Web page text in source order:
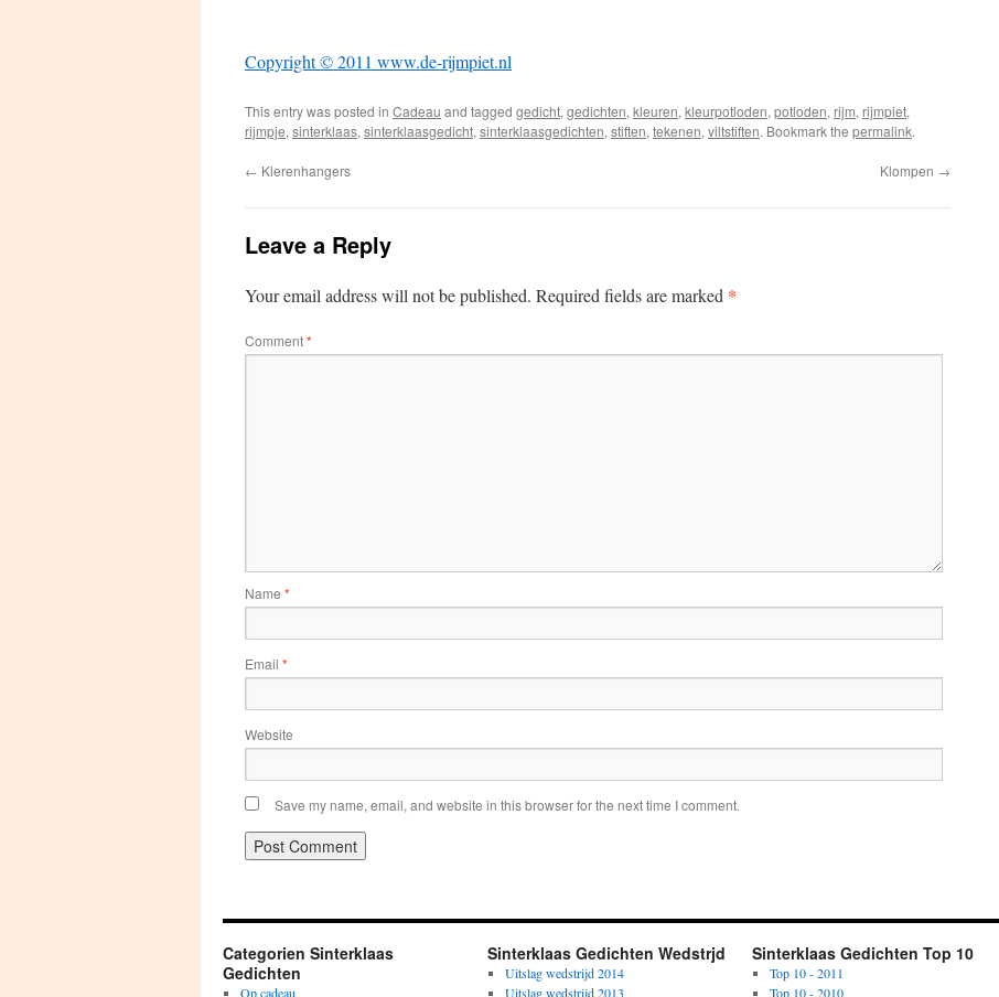
Copyright © 2011 www.de-rijmpiet.nl
This entry was posted in Cadeau and tagged gedicht, gedichten, kleuren, kleurpotloden, potloden, rijm, rijmpiet,
rijmpje, sinterklaas, sinterklaasgedicht, sinterklaasgedichten, stiften, tekenen, viltstiften. Bookmark the permalink.
← Klerenhangers Klompen →
Leave a Reply
Your email address will not be published. Required fields are marked *
Comment*
Name *
Email *
Website
Save my name, email, and website in this browser for the next time I comment.
Categorien Sinterklaas
Gedichten
Op cadeau
Sinterklaas Gedichten Wedstrjd
Uitslag wedstrijd 2014
Uitslag wedstrijd 2013
Sinterklaas Gedichten Top 10
Top 10 - 2011
Top 10 - 2010